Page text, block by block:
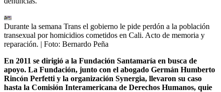
Durante la semana Trans el gobierno le pide perdón a la población
transexual por homicidios cometidos en Cali. Acto de memoria y
reparación. | Foto: Bernardo Peña
En 2011 se dirigió a la Fundación Santamaría en busca de
apoyo. La Fundación, junto con el abogado Germán Humberto
Rincón Perfetti y la organización Synergia, llevaron su caso
hasta la Comisión Interamericana de Derechos Humanos, quie